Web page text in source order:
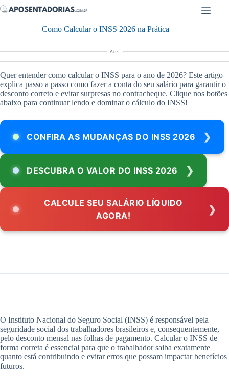
Pular
para
Como Calcular o INSS 2026 na Prática
Ads
Quer entender como calcular o INSS para o ano de 2026? Este artigo
explica passo a passo como fazer a conta do seu salário para garantir o
desconto correto e evitar surpresas no contracheque. Clique nos botões
abaixo para continuar lendo e dominar o cálculo do INSS!
CONFIRA AS MUDANÇAS DO INSS 2026
DESCUBRA O VALOR DO INSS 2026
CALCULE SEU SALÁRIO LÍQUIDO
AGORA!
O Instituto Nacional do Seguro Social (INSS) é responsável pela
seguridade social dos trabalhadores brasileiros e, consequentemente,
pelo desconto mensal nas folhas de pagamento. Calcular o INSS de
forma correta é essencial para que o trabalhador saiba exatamente
quanto está contribuindo e evitar erros que possam impactar benefícios
futuros.